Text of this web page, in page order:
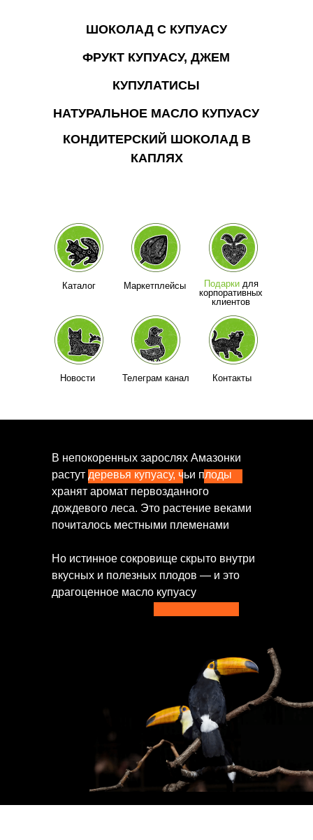
КОНДИТЕРСКИЙ ШОКОЛАД В
КАПЛЯХ
КОНДИТЕРСКИЙ ШОКОЛАД В
КАПЛЯХ
НАТУРАЛЬНОЕ МАСЛО КУПУАСУ
НАТУРАЛЬНОЕ МАСЛО КУПУАСУ
КУПУЛАТИСЫ
КУПУЛАТИСЫ
ФРУКТ КУПУАСУ, ДЖЕМ
ФРУКТ КУПУАСУ, ДЖЕМ
ШОКОЛАД С КУПУАСУ
ШОКОЛАД С КУПУАСУ
Контакты
Телеграм канал
Новости
Маркетплейсы Подарки для
корпоративных
клиентов
Каталог
В непокоренных зарослях Амазонки
растут деревья купуасу, чьи плоды
хранят аромат первозданного
дождевого леса. Это растение веками
почиталось местными племенами
Но истинное сокровище скрыто внутри
вкусных и полезных плодов — и это
драгоценное масло купуасу